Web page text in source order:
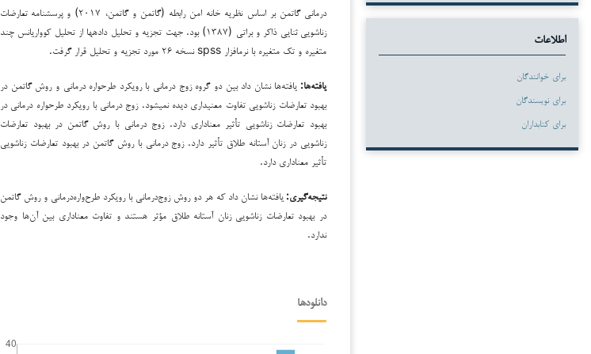
اطلاعات
برای خوانندگان
برای نویسندگان
برای کتابداران
درمانی گاتمن بر اساس نظریه خانه امن رابطه (گاتمن و گاتمن، ۲۰۱۷) و
پرسشنامه تعارضات
زناشویی
ثنایی ذاکر و براتی (۱۳۸۷) بود. جهت تجزیه و تحلیل داده­ها از تحلیل کوواریانس چند
متغیره و تک متغیره با نرم­افزار spss نسخه ۲۶ مورد تجزیه و تحلیل قرار گرفت.
یافته‌ها: یافته‌ها نشان داد بین دو گروه زوج درمانی با رویکرد طرح­واره درمانی و روش گاتمن در
بهبود تعارضات زناشویی تفاوت معنی­داری دیده نمی­شود. زوج درمانی با رویکرد طرح­واره درمانی در
بهبود تعارضات زناشویی تأثیر معناداری دارد. زوج درمانی با روش گاتمن در بهبود تعارضات
زناشویی در زنان آستانه طلاق تأثیر دارد. زوج درمانی با روش گاتمن در بهبود تعارضات زناشویی
تأثیر معناداری دارد.
نتیجه‌گیری: یافته‌ها نشان داد که هر دو روش زوج‌درمانی با رویکرد طرح‌واره‌درمانی و روش گاتمن
در بهبود تعارضات زناشویی زنان آستانه طلاق مؤثر هستند و تفاوت معناداری بین آن‌ها وجود
ندارد.
دانلودها